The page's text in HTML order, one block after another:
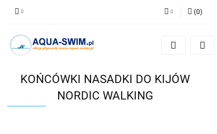
(0)
KOŃCÓWKI NASADKI DO KIJÓW
NORDIC WALKING